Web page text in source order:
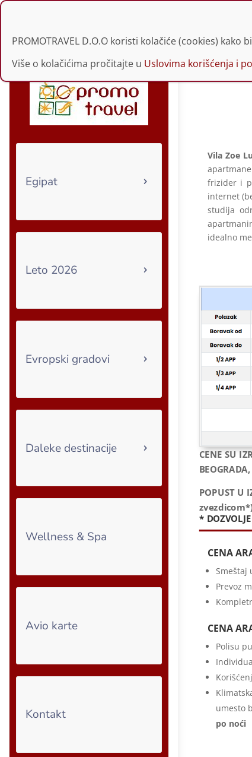
Egipat
Leto 2026
Evropski gradovi
Daleke destinacije
Wellness & Spa
Avio karte
Kontakt
Vila Zoe
frizider i
internet
studija
idealno
CENE SU
POPUST U
*
CENA
Smeštaj
Prevoz
CENA
Polisu
umesto
po noći
PROMOTRAVEL D.O.O koristi kolačiće (cookies)
Više o kolačićima pročitajte u Uslovima korišćenja i